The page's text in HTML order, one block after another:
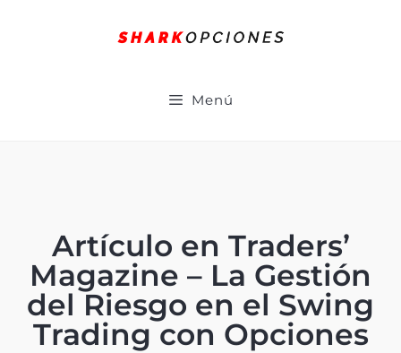
Menú
Artículo en Traders’
Magazine – La Gestión
del Riesgo en el Swing
Trading con Opciones